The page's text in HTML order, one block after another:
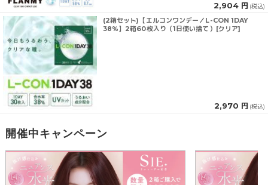
2,904 円 (税込)
(2箱セット)【エルコンワンデー／L-CON 1DAY
38％】2箱60枚入り（1日使い捨て）[クリア]
2,970 円 (税込)
開催中キャンペーン